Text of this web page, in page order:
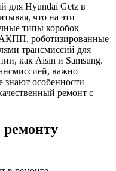
для Hyundai Getz в
что на эти
типы коробок
АКПП, роботизированные
трансмиссий для
как Aisin и Samsung.
важно
знают особенности
ремонт с
ремонту